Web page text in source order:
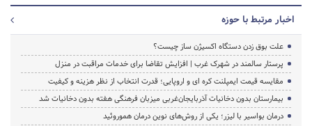
اخبار مرتبط با حوزه
علت بوق زدن دستگاه اکسیژن ساز چیست؟
پرستار سالمند در شهرک غرب | افزایش تقاضا برای خدمات مراقبت در منزل
مقایسه قیمت ایمپلنت کره ای و اروپایی؛ قدرت انتخاب از نظر هزینه و کیفیت
بیمارستان بدون دخانیات آذربایجان‌غربی میزبان فرهنگی هفته بدون دخانیات شد
درمان بواسیر با لیزر؛ یکی از روش‌های نوین درمان هموروئید